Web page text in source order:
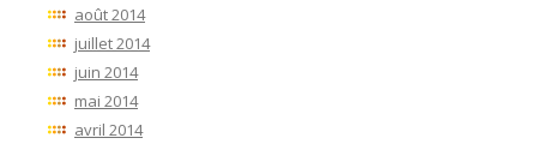
août 2014
juillet 2014
juin 2014
mai 2014
avril 2014